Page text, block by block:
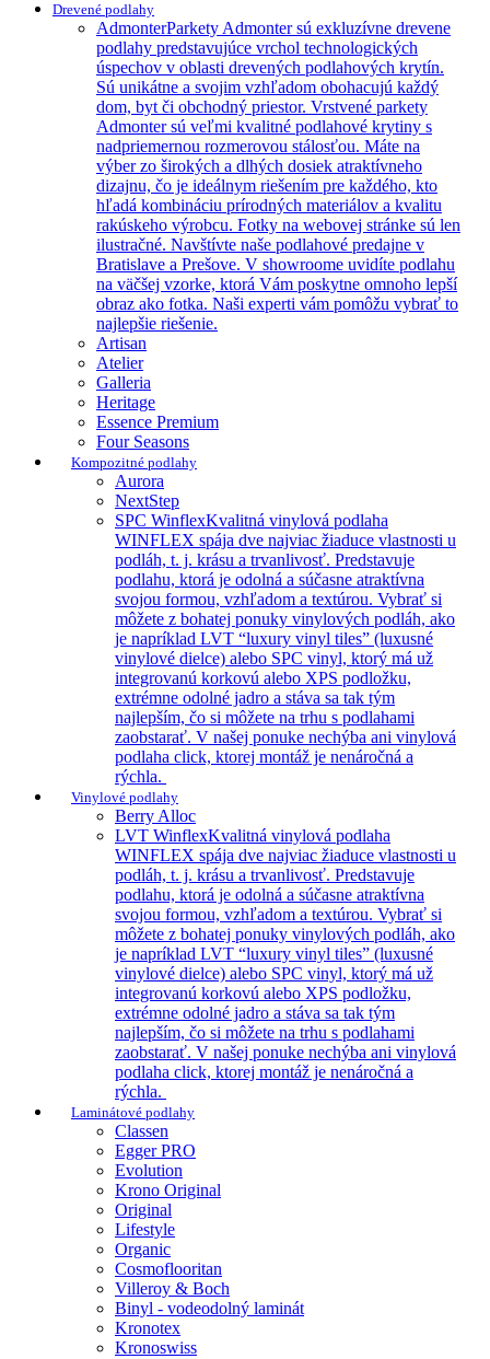
Drevené podlahy
AdmonterParkety Admonter sú exkluzívne drevene
podlahy predstavujúce vrchol technologických
úspechov v oblasti drevených podlahových krytín.
Sú unikátne a svojim vzhľadom obohacujú každý
dom, byt či obchodný priestor. Vrstvené parkety
Admonter sú veľmi kvalitné podlahové krytiny s
nadpriemernou rozmerovou stálosťou. Máte na
výber zo širokých a dlhých dosiek atraktívneho
dizajnu, čo je ideálnym riešením pre každého, kto
hľadá kombináciu prírodných materiálov a kvalitu
rakúskeho výrobcu. Fotky na webovej stránke sú len
ilustračné. Navštívte naše podlahové predajne v
Bratislave a Prešove. V showroome uvidíte podlahu
na väčšej vzorke, ktorá Vám poskytne omnoho lepší
obraz ako fotka. Naši experti vám pomôžu vybrať to
najlepšie riešenie.
Artisan
Atelier
Galleria
Heritage
Essence Premium
Four Seasons
Kompozitné podlahy
Aurora
NextStep
SPC WinflexKvalitná vinylová podlaha
WINFLEX spája dve najviac žiaduce vlastnosti u
podláh, t. j. krásu a trvanlivosť. Predstavuje
podlahu, ktorá je odolná a súčasne atraktívna
svojou formou, vzhľadom a textúrou. Vybrať si
môžete z bohatej ponuky vinylových podláh, ako
je napríklad LVT “luxury vinyl tiles” (luxusné
vinylové dielce) alebo SPC vinyl, ktorý má už
integrovanú korkovú alebo XPS podložku,
extrémne odolné jadro a stáva sa tak tým
najlepším, čo si môžete na trhu s podlahami
zaobstarať. V našej ponuke nechýba ani vinylová
podlaha click, ktorej montáž je nenáročná a
rýchla.
Vinylové podlahy
Berry Alloc
LVT WinflexKvalitná vinylová podlaha
WINFLEX spája dve najviac žiaduce vlastnosti u
podláh, t. j. krásu a trvanlivosť. Predstavuje
podlahu, ktorá je odolná a súčasne atraktívna
svojou formou, vzhľadom a textúrou. Vybrať si
môžete z bohatej ponuky vinylových podláh, ako
je napríklad LVT “luxury vinyl tiles” (luxusné
vinylové dielce) alebo SPC vinyl, ktorý má už
integrovanú korkovú alebo XPS podložku,
extrémne odolné jadro a stáva sa tak tým
najlepším, čo si môžete na trhu s podlahami
zaobstarať. V našej ponuke nechýba ani vinylová
podlaha click, ktorej montáž je nenáročná a
rýchla.
Laminátové podlahy
Classen
Egger PRO
Evolution
Krono Original
Original
Lifestyle
Organic
Cosmoflooritan
Villeroy & Boch
Binyl - vodeodolný laminát
Kronotex
Kronoswiss